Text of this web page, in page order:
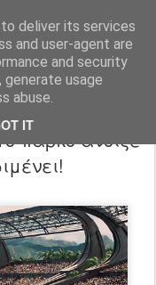
deliver its services
and user-agent are
and security
usage
abuse.
IT
πάρκο άνοιξε